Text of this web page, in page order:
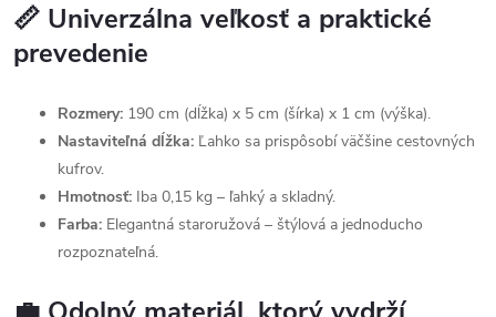
📏 Univerzálna veľkosť a praktické
prevedenie
Rozmery: 190 cm (dĺžka) x 5 cm (šírka) x 1 cm (výška).
Nastaviteľná dĺžka: Ľahko sa prispôsobí väčšine cestovných
kufrov.
Hmotnosť: Iba 0,15 kg – ľahký a skladný.
Farba: Elegantná staroružová – štýlová a jednoducho
rozpoznateľná.